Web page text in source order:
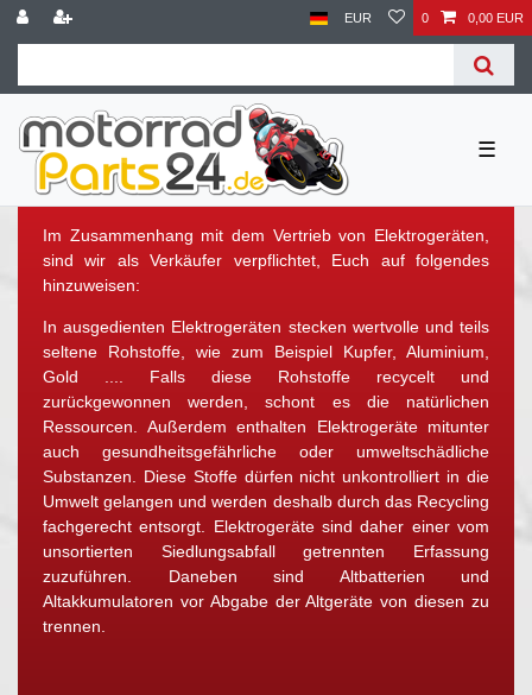
EUR 0 0,00 EUR
☰
Im Zusammenhang mit dem Vertrieb von Elektrogeräten,
sind wir als Verkäufer verpflichtet, Euch auf folgendes
hinzuweisen:
In ausgedienten Elektrogeräten stecken wertvolle und teils
seltene Rohstoffe, wie zum Beispiel Kupfer, Aluminium,
Gold .... Falls diese Rohstoffe recycelt und
zurückgewonnen werden, schont es die natürlichen
Ressourcen. Außerdem enthalten Elektrogeräte mitunter
auch gesundheitsgefährliche oder umweltschädliche
Substanzen. Diese Stoffe dürfen nicht unkontrolliert in die
Umwelt gelangen und werden deshalb durch das Recycling
fachgerecht entsorgt. Elektrogeräte sind daher einer vom
unsortierten Siedlungsabfall getrennten Erfassung
zuzuführen. Daneben sind Altbatterien und
Altakkumulatoren vor Abgabe der Altgeräte von diesen zu
trennen.